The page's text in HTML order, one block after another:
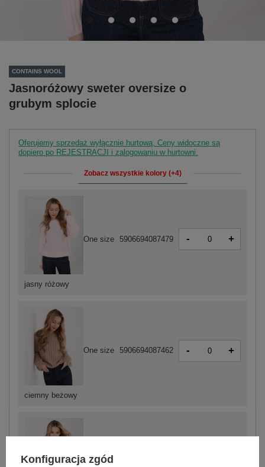
CONTAINS WOOL
Jasnoróżowy sweter oversize o
grubym splocie
Oferujemy sprzedaż wyłącznie hurtową. Ceny widoczne są
dopiero po REJESTRACJI i zalogowaniu w hurtowni.
Zobacz wszystkie kolory (+4)
jasny różowy
One size 5906694087479 - +
ciemny beżowy
One size 5906694087462 - +
One size
Konfiguracja zgód